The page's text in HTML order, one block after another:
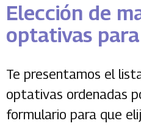
Elección de
optativas
Te presentamos el
optativas ordenadas
formulario para que